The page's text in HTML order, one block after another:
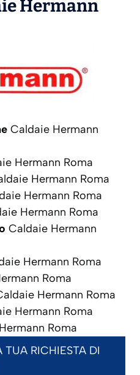
Hermann
Caldaie Hermann
Hermann Roma
Hermann Roma
Hermann Roma
Hermann Roma
Caldaie Hermann
Hermann Roma
Roma
Hermann Roma
Hermann Roma
Hermann Roma
TUA RICHIESTA DI